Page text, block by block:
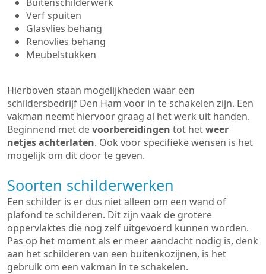
Verf spuiten
Glasvlies behang
Renovlies behang
Meubelstukken
Hierboven staan mogelijkheden waar een
schildersbedrijf Den Ham voor in te schakelen zijn. Een
vakman neemt hiervoor graag al het werk uit handen.
Beginnend met devoorbereidingen tot hetweer
netjes achterlaten. Ook voor specifieke wensen is het
mogelijk om dit door te geven.
Soorten schilderwerken
Een schilder is er dus niet alleen om een wand of
plafond te schilderen. Dit zijn vaak de grotere
oppervlaktes die nog zelf uitgevoerd kunnen worden.
Pas op het moment als er meer aandacht nodig is, denk
aan het schilderen van een buitenkozijnen, is het
gebruik om een vakman in te schakelen.